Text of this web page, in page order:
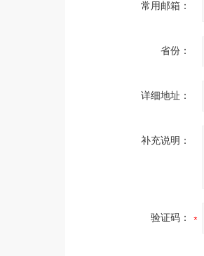
常用邮箱：
省份：
详细地址：
补充说明：
验证码：